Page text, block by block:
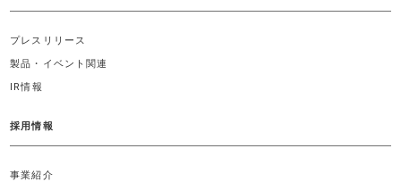
プレスリリース
製品・イベント関連
IR情報
採用情報
事業紹介